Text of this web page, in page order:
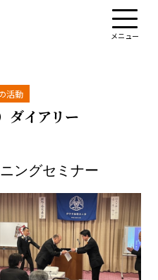
する
活動
ダイアリー
ングセミナー